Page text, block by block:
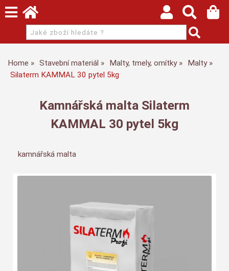
Home Stavební materiál Malty, tmely, omítky
Malty
Silaterm KAMMAL 30 pytel 5kg
Kamnářská malta Silaterm
KAMMAL 30 pytel 5kg
kamnářská malta